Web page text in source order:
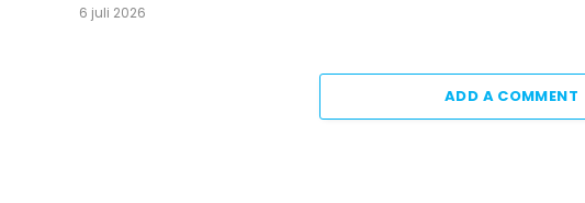
6 juli 2026
ADD A COMMENT